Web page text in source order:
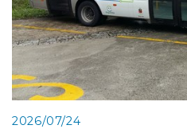
2026/07/24